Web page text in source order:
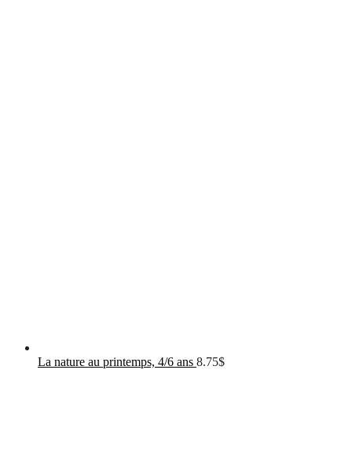
La nature au printemps, 4/6 ans 8.75$